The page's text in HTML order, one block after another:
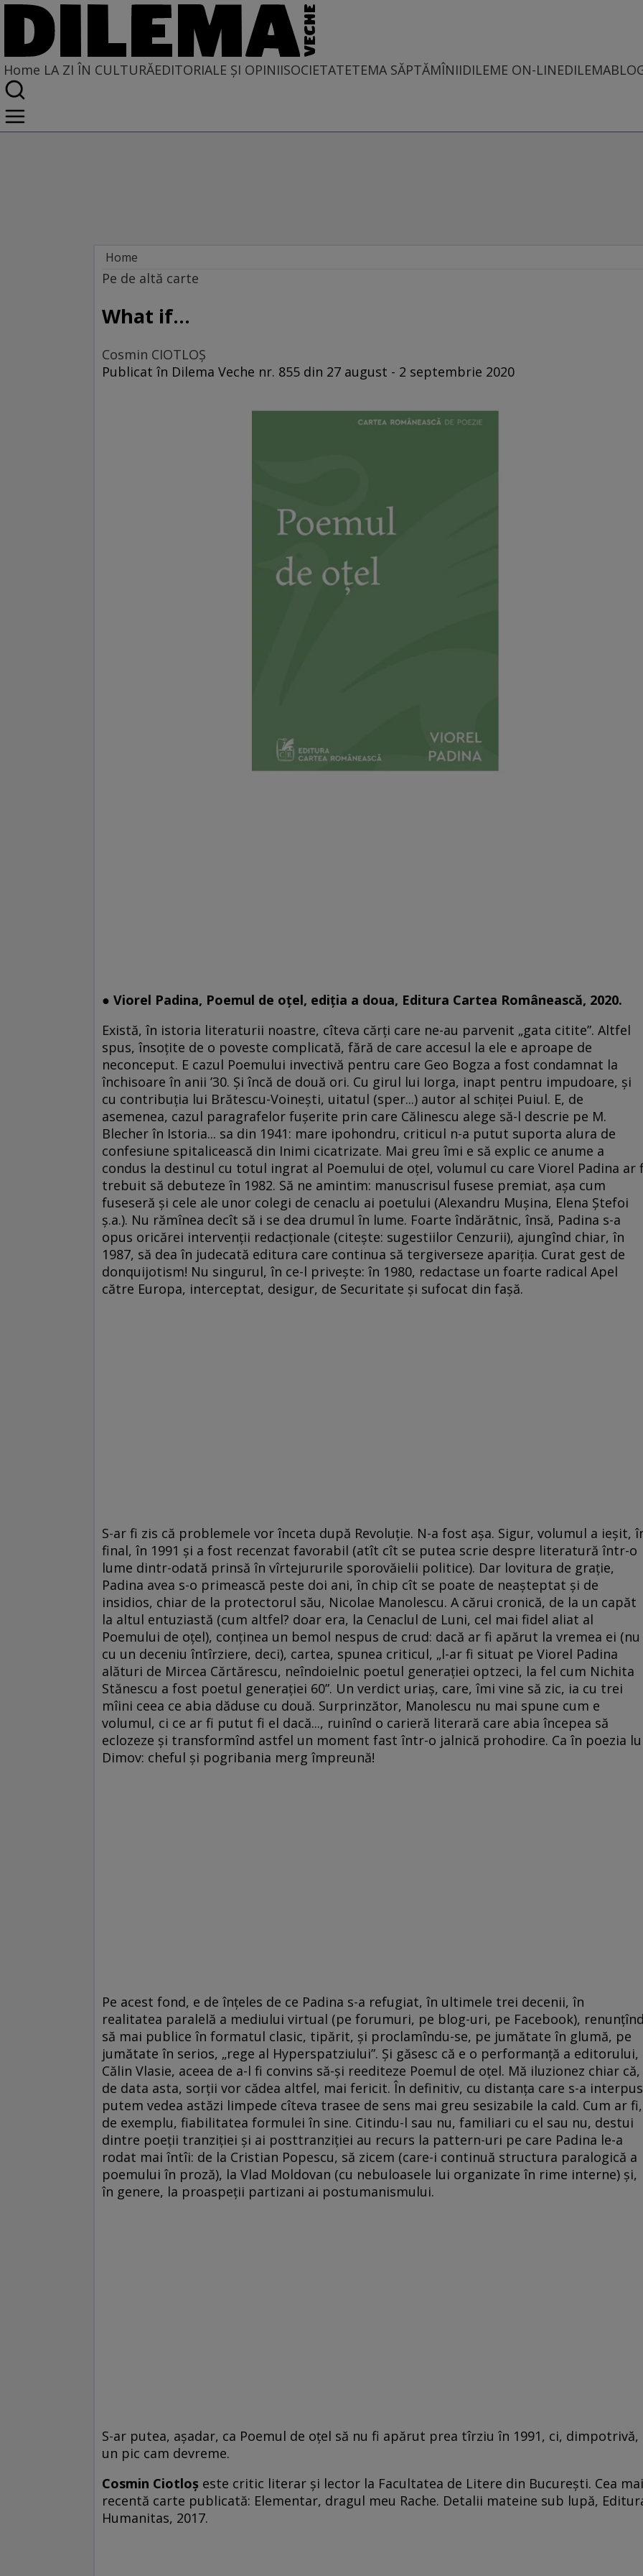
Home LA ZI ÎN CULTURĂEDITORIALE ȘI OPINIISOCIETATETEMA SĂPTĂMÎNIIDILEME ON-LINE
Home
La zi în cultură
Pe de altă carte
What if...
Cosmin CIOTLOŞ
Publicat în Dilema Veche nr. 855 din 27 august - 2 septembrie 2020
● Viorel Padina, Poemul de oțel, ediția a doua, Editura Cartea Românească, 2020.
Există, în istoria literaturii noastre, cîteva cărți care ne-au parvenit „gata citite”. Altfel
spus, însoțite de o poveste complicată, fără de care accesul la ele e aproape de
neconceput. E cazul Poemului invectivă pentru care Geo Bogza a fost condamnat la
închisoare în anii ’30. Și încă de două ori. Cu girul lui Iorga, inapt pentru impudoare, și
cu contribuția lui Brătescu-Voinești, uitatul (sper...) autor al schiței Puiul. E, de
asemenea, cazul paragrafelor fușerite prin care Călinescu alege să-l descrie pe M.
Blecher în Istoria... sa din 1941: mare ipohondru, criticul n-a putut suporta alura de
confesiune spitalicească din Inimi cicatrizate. Mai greu îmi e să explic ce anume a
condus la destinul cu totul ingrat al Poemului de oțel, volumul cu care Viorel Padina ar
trebuit să debuteze în 1982. Să ne amintim: manuscrisul fusese premiat, așa cum
fuseseră și cele ale unor colegi de cenaclu ai poetului (Alexandru Mușina, Elena Ștefoi
ș.a.). Nu rămînea decît să i se dea drumul în lume. Foarte îndărătnic, însă, Padina s-a
opus oricărei intervenții redacționale (citește: sugestiilor Cenzurii), ajungînd chiar, în
1987, să dea în judecată editura care continua să tergiverseze apariția. Curat gest de
donquijotism! Nu singurul, în ce-l privește: în 1980, redactase un foarte radical Apel
către Europa, interceptat, desigur, de Securitate și sufocat din fașă.
S-ar fi zis că problemele vor înceta după Revoluție. N-a fost așa. Sigur, volumul a ieșit,
final, în 1991 și a fost recenzat favorabil (atît cît se putea scrie despre literatură într-o
lume dintr-odată prinsă în vîrtejururile sporovăielii politice). Dar lovitura de grație,
Padina avea s-o primească peste doi ani, în chip cît se poate de neașteptat și de
insidios, chiar de la protectorul său, Nicolae Manolescu. A cărui cronică, de la un capăt
la altul entuziastă (cum altfel? doar era, la Cenaclul de Luni, cel mai fidel aliat al
Poemului de oțel), conținea un bemol nespus de crud: dacă ar fi apărut la vremea ei (nu
cu un deceniu întîrziere, deci), cartea, spunea criticul, „l-ar fi situat pe Viorel Padina
alături de Mircea Cărtărescu, neîndoielnic poetul generației optzeci, la fel cum Nichita
Stănescu a fost poetul generației 60”. Un verdict uriaș, care, îmi vine să zic, ia cu trei
mîini ceea ce abia dăduse cu două. Surprinzător, Manolescu nu mai spune cum e
volumul, ci ce ar fi putut fi el dacă..., ruinînd o carieră literară care abia începea să
eclozeze și transformînd astfel un moment fast într-o jalnică prohodire. Ca în poezia
Dimov: cheful și pogribania merg împreună!
Pe acest fond, e de înțeles de ce Padina s-a refugiat, în ultimele trei decenii, în
realitatea paralelă a mediului virtual (pe forumuri, pe blog-uri, pe Facebook),
să mai publice în formatul clasic, tipărit, și proclamîndu-se, pe jumătate în glumă, pe
jumătate în serios, „rege al Hyperspatziului”. Și găsesc că e o performanță a editorului,
Călin Vlasie, aceea de a-l fi convins să-și reediteze Poemul de oțel. Mă iluzionez chiar că,
de data asta, sorții vor cădea altfel, mai fericit. În definitiv, cu distanța care s-a
putem vedea astăzi limpede cîteva trasee de sens mai greu sesizabile la cald. Cum ar fi,
de exemplu, fiabilitatea formulei în sine. Citindu-l sau nu, familiari cu el sau nu, destui
dintre poeții tranziției și ai posttranziției au recurs la pattern-uri pe care Padina le-a
rodat mai întîi: de la Cristian Popescu, să zicem (care-i continuă structura paralogică a
poemului în proză), la Vlad Moldovan (cu nebuloasele lui organizate în rime interne) și,
în genere, la proaspeții partizani ai postumanismului.
S-ar putea, așadar, ca Poemul de oțel să nu fi apărut prea tîrziu în 1991, ci, dimpotrivă,
un pic cam devreme.
Cosmin Ciotloş este critic literar și lector la Facultatea de Litere din București. Cea mai
recentă carte publicată: Elementar, dragul meu Rache. Detalii mateine sub lupă,
Humanitas, 2017.